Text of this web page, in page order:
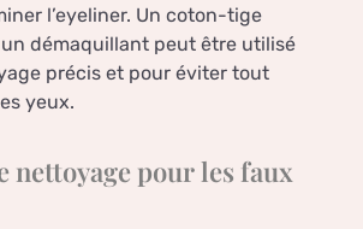
l’eyeliner. Un coton-tige
démaquillant peut être utilisé
précis et pour éviter tout
yeux.
nettoyage pour les faux